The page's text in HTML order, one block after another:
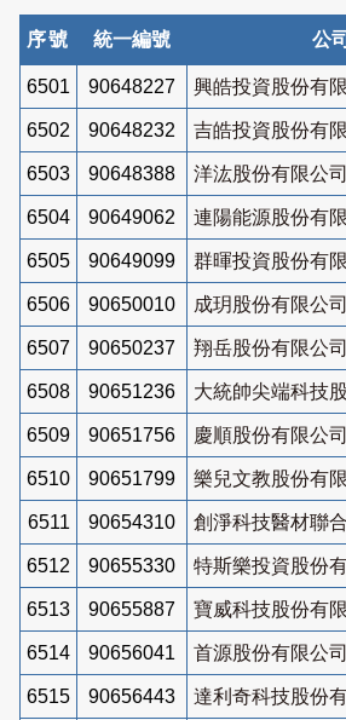
序號 統一編號 公
6501 90648227 興皓投資股份有
6502 90648232 吉皓投資股份有
6503 90648388 洋汯股份有限公司
6504 90649062 連陽能源股份有
6505 90649099 群暉投資股份有
6506 90650010 成玥股份有限公司
6507 90650237 翔岳股份有限公司
6508 90651236 大統帥尖端科技
6509 90651756 慶順股份有限公司
6510 90651799 樂兒文教股份有
6511 90654310 創淨科技醫材聯
6512 90655330 特斯樂投資股份
6513 90655887 寶威科技股份有
6514 90656041 首源股份有限公司
6515 90656443 達利奇科技股份